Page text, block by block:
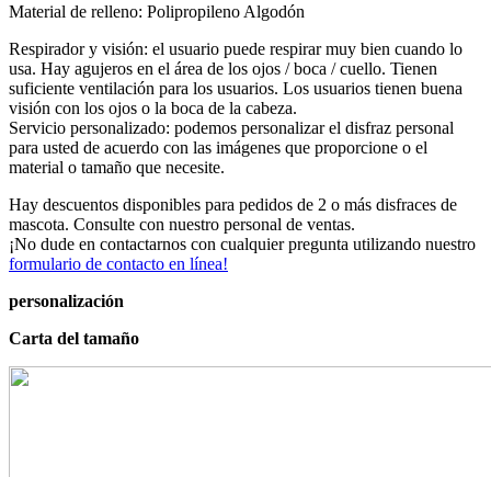
Material de relleno: Polipropileno Algodón
Respirador y visión: el usuario puede respirar muy bien cuando lo
usa. Hay agujeros en el área de los ojos / boca / cuello. Tienen
suficiente ventilación para los usuarios. Los usuarios tienen buena
visión con los ojos o la boca de la cabeza.
Servicio personalizado: podemos personalizar el disfraz personal
para usted de acuerdo con las imágenes que proporcione o el
material o tamaño que necesite.
Hay descuentos disponibles para pedidos de 2 o más disfraces de
mascota. Consulte con nuestro personal de ventas.
¡No dude en contactarnos con cualquier pregunta utilizando nuestro
formulario de contacto en línea!
personalización
Carta del tamaño